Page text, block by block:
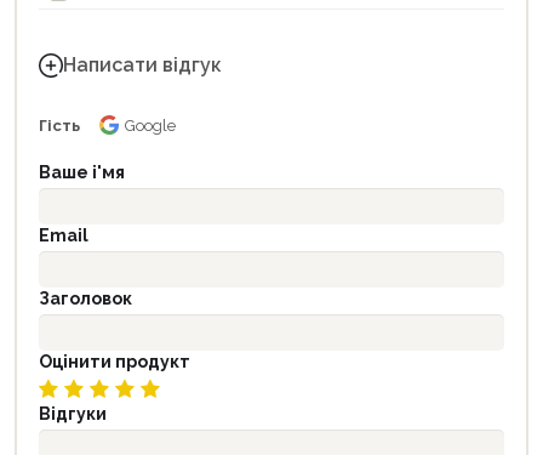
Написати відгук
Гість Google
Ваше і'мя
Email
Заголовок
Оцінити продукт
Відгуки